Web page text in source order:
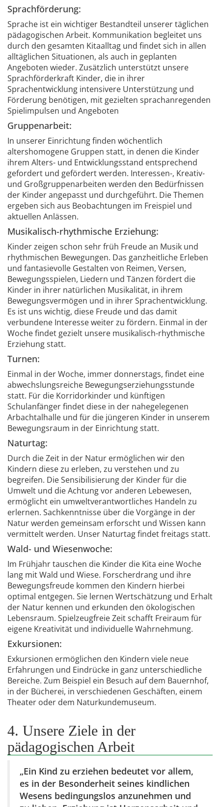
Sprachförderung:
Sprache ist ein wichtiger Bestandteil unserer täglichen
pädagogischen Arbeit. Kommunikation begleitet uns
durch den gesamten Kitaalltag und findet sich in allen
alltäglichen Situationen, als auch in geplanten
Angeboten wieder. Zusätzlich unterstützt unsere
Sprachförderkraft Kinder, die in ihrer
Sprachentwicklung intensivere Unterstützung und
Förderung benötigen, mit gezielten sprachanregenden
Spielimpulsen und Angeboten
Gruppenarbeit:
In unserer Einrichtung finden wöchentlich
altershomogene Gruppen statt, in denen die Kinder
ihrem Alters- und Entwicklungsstand entsprechend
gefordert und gefördert werden. Interessen-, Kreativ-
und Großgruppenarbeiten werden den Bedürfnissen
der Kinder angepasst und durchgeführt. Die Themen
ergeben sich aus Beobachtungen im Freispiel und
aktuellen Anlässen.
Musikalisch-rhythmische Erziehung:
Kinder zeigen schon sehr früh Freude an Musik und
rhythmischen Bewegungen. Das ganzheitliche Erleben
und fantasievolle Gestalten von Reimen, Versen,
Bewegungsspielen, Liedern und Tänzen fördert die
Kinder in ihrer natürlichen Musikalität, in ihrem
Bewegungsvermögen und in ihrer Sprachentwicklung.
Es ist uns wichtig, diese Freude und das damit
verbundene Interesse weiter zu fördern. Einmal in der
Woche findet gezielt unsere musikalisch-rhythmische
Erziehung statt.
Turnen:
Einmal in der Woche, immer donnerstags, findet eine
abwechslungsreiche Bewegungserziehungsstunde
statt. Für die Korridorkinder und künftigen
Schulanfänger findet diese in der nahegelegenen
Arbachtalhalle und für die jüngeren Kinder in unserem
Bewegungsraum in der Einrichtung statt.
Naturtag:
Durch die Zeit in der Natur ermöglichen wir den
Kindern diese zu erleben, zu verstehen und zu
begreifen. Die Sensibilisierung der Kinder für die
Umwelt und die Achtung vor anderen Lebewesen,
ermöglicht ein umweltverantwortliches Handeln zu
erlernen. Sachkenntnisse über die Vorgänge in der
Natur werden gemeinsam erforscht und Wissen kann
vermittelt werden. Unser Naturtag findet freitags statt.
Wald- und Wiesenwoche:
Im Frühjahr tauschen die Kinder die Kita eine Woche
lang mit Wald und Wiese. Forscherdrang und ihre
Bewegungsfreude kommen den Kindern hierbei
optimal entgegen. Sie lernen Wertschätzung und Erhalt
der Natur kennen und erkunden den ökologischen
Lebensraum. Spielzeugfreie Zeit schafft Freiraum für
eigene Kreativität und individuelle Wahrnehmung.
Exkursionen:
Exkursionen ermöglichen den Kindern viele neue
Erfahrungen und Eindrücke in ganz unterschiedliche
Bereiche. Zum Beispiel ein Besuch auf dem Bauernhof,
in der Bücherei, in verschiedenen Geschäften, einem
Theater oder dem Naturkundemuseum.
4. Unsere Ziele in der
pädagogischen Arbeit
„Ein Kind zu erziehen bedeutet vor allem,
es in der Besonderheit seines kindlichen
Wesens bedingungslos anzunehmen und